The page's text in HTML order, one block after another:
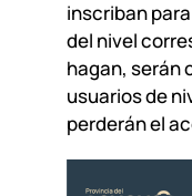
inscriban
del nivel
hagan, serán
usuarios de
perderán el